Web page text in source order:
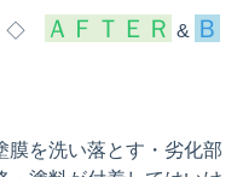
◇ ＡＦＴＥＲ & Ｂ
膜を洗い落とす・劣化部